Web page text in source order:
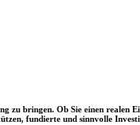
bringen. Ob Sie einen realen
fundierte und sinnvolle